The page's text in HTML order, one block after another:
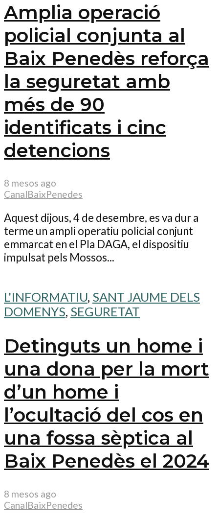
Amplia operació
policial conjunta al
Baix Penedès reforça
la seguretat amb
més de 90
identificats i cinc
detencions
8 mesos ago
CanalBaixPenedes
Aquest dijous, 4 de desembre, es va dur a
terme un ampli operatiu policial conjunt
emmarcat en el Pla DAGA, el dispositiu
impulsat pels Mossos...
L'INFORMATIU, SANT JAUME DELS
DOMENYS, SEGURETAT
Detinguts un home i
una dona per la mort
d’un home i
l’ocultació del cos en
una fossa sèptica al
Baix Penedès el 2024
8 mesos ago
CanalBaixPenedes